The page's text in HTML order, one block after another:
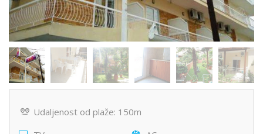
Udaljenost od plaže: 150m